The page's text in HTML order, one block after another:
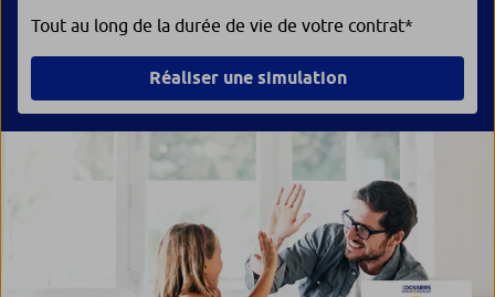
Tout au long de la durée de vie de votre contrat*
Réaliser une simulation